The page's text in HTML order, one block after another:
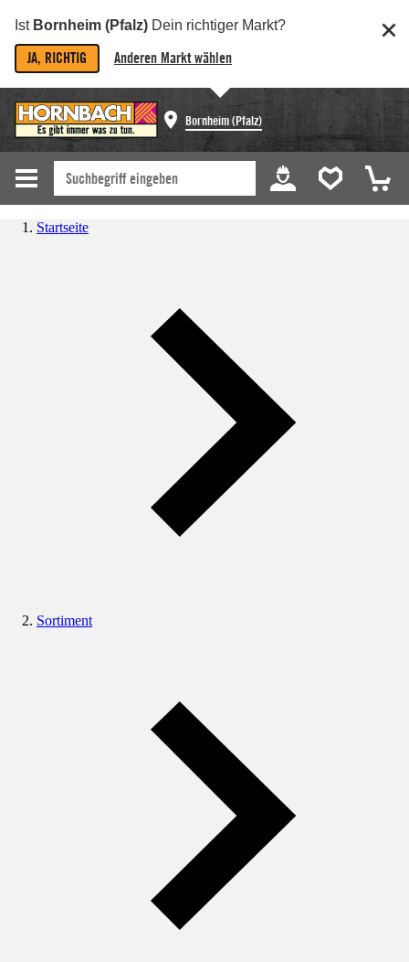
Ist Bornheim (Pfalz) Dein richtiger Markt?
JA, RICHTIG Anderen Markt wählen
Bornheim (Pfalz)
Startseite
Sortiment